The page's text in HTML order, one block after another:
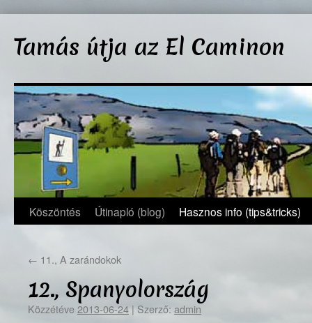
tartalomba
Tamás útja az El Caminon
Köszöntés Útinapló (blog) Hasznos info (tips&tricks)
← 11., A zarándokok
12., Spanyolország
Közzétéve 2013-06-24|Szerző: admin